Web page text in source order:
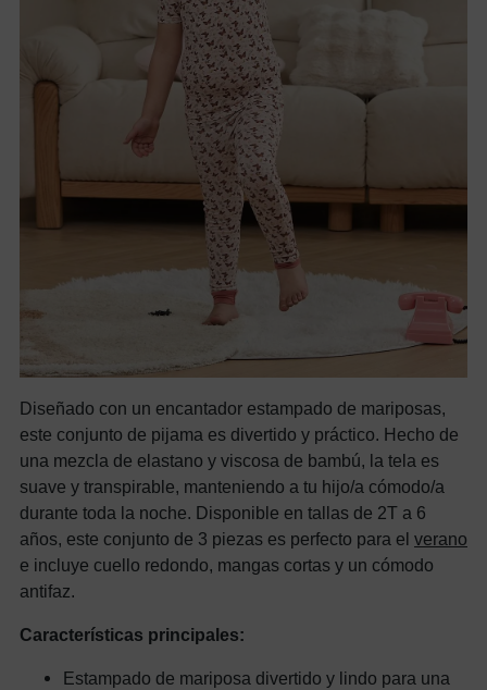
Diseñado con un encantador estampado de mariposas,
este conjunto de pijama es divertido y práctico. Hecho de
una mezcla de elastano y viscosa de bambú, la tela es
suave y transpirable, manteniendo a tu hijo/a cómodo/a
durante toda la noche. Disponible en tallas de 2T a 6
años, este conjunto de 3 piezas es perfecto para el verano
e incluye cuello redondo, mangas cortas y un cómodo
antifaz.
Características principales:
Estampado de mariposa divertido y lindo para una